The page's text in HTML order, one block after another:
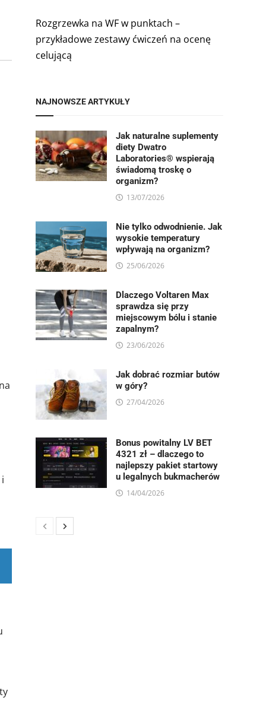
Rozgrzewka na WF w punktach –
przykładowe zestawy ćwiczeń na ocenę
celującą
NAJNOWSZE ARTYKUŁY
Jak naturalne suplementy
diety Dwatro
Laboratories® wspierają
świadomą troskę o
organizm?
13/07/2026
Nie tylko odwodnienie. Jak
wysokie temperatury
wpływają na organizm?
25/06/2026
Dlaczego Voltaren Max
sprawdza się przy
miejscowym bólu i stanie
zapalnym?
23/06/2026
Jak dobrać rozmiar butów
w góry?
27/04/2026
Bonus powitalny LV BET
4321 zł – dlaczego to
najlepszy pakiet startowy
u legalnych bukmacherów
14/04/2026